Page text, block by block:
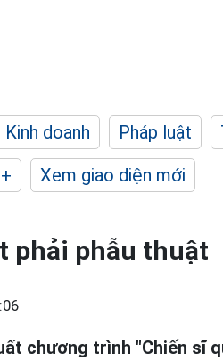
Kinh doanh Pháp luật
Xem giao diện mới
phải phẫu thuật
chương trình "Chiến sĩ